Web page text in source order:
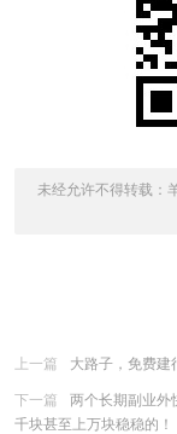
未经允许不得转载：
上一篇
大路子，免费建
下一篇
两个长期副业外
千块甚至上万块稳稳的！